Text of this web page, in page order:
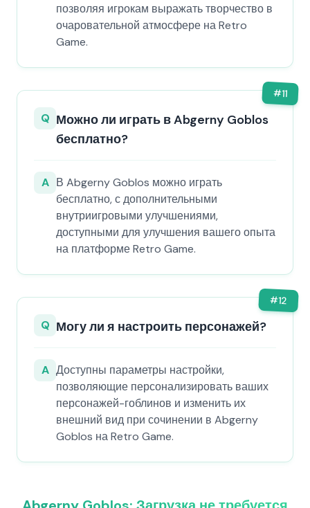
позволяя игрокам выражать творчество в
очаровательной атмосфере на Retro
Game.
#11
Q Можно ли играть в Abgerny Goblos
бесплатно?
A В Abgerny Goblos можно играть
бесплатно, с дополнительными
внутриигровыми улучшениями,
доступными для улучшения вашего опыта
на платформе Retro Game.
#12
Q Могу ли я настроить персонажей?
A Доступны параметры настройки,
позволяющие персонализировать ваших
персонажей-гоблинов и изменить их
внешний вид при сочинении в Abgerny
Goblos на Retro Game.